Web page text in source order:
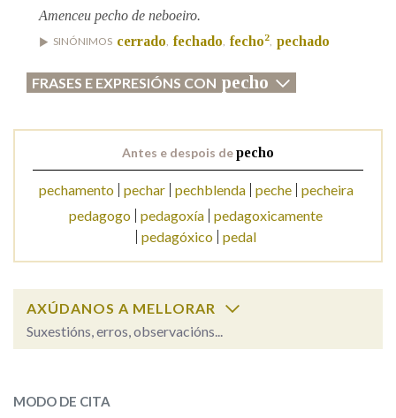
Nos exemplos
Na fraseoloxía
OUTRAS OPCIÓNS DE BUSCA
LIMPAR BUSCA
Amenceu pecho de neboeiro.
SINÓNIMOS cerrado, fechado, fecho2, pechado
FRASES E EXPRESIÓNS CON pecho
Antes e despois depecho
pechamento pechar pechblenda peche
pecheira
pedagogo pedagoxía pedagoxicamente
pedagóxico
pedal
AXÚDANOS A MELLORAR
Suxestións, erros, observacións...
ESCOLLE UNHA OPCIÓN:
MODO DE CITA